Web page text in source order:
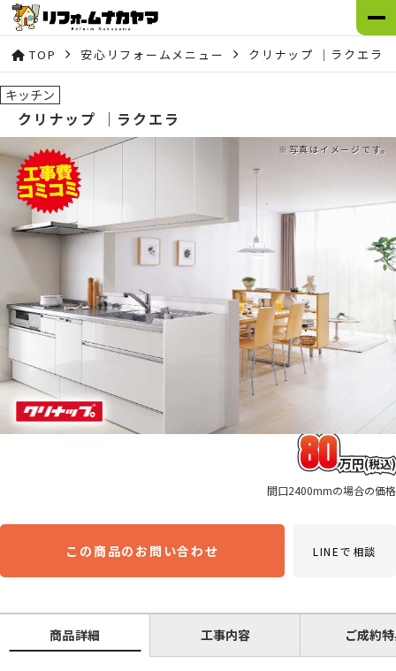
TOP 安心リフォームメニュー クリナップ ｜ラクエラ
キッチン
クリナップ ｜ラクエラ
80万円(税込)
間口2400mmの場合の価格
この商品のお問い合わせ LINEで相談
商品詳細 工事内容 ご成約